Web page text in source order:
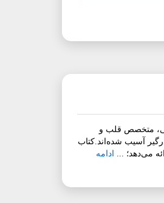
متخصص قلب و
آسیب شده‌اند.کتاب
می‌دهد؛ ... ادامه